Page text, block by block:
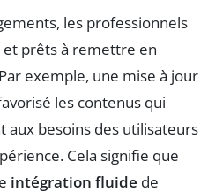
les professionnels
et prêts à remettre en
exemple, une mise à jour
les contenus qui
besoins des utilisateurs
Cela signifie que
intégration fluide de